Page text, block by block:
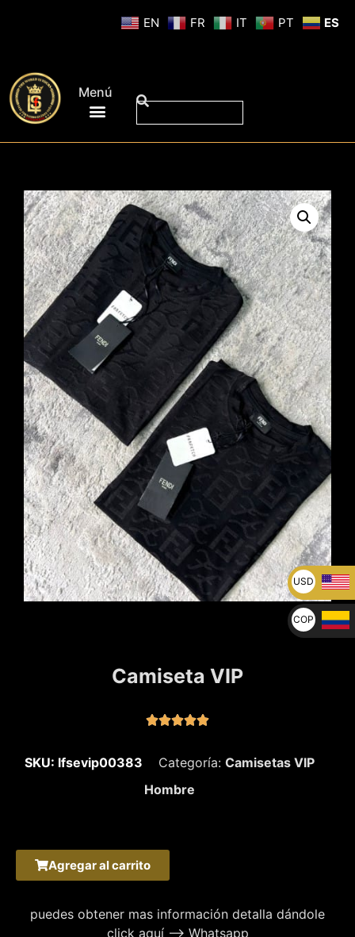
Menú
Camiseta VIP

SKU: lfsevip00383 Categoría: Camisetas VIP
Hombre
Agregar al carrito
puedes obtener mas información detalla dándole
click aquí –> Whatsapp
EN FR IT PT ES
USD
U$
COP
$